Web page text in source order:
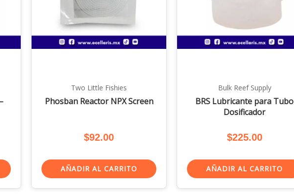
Two Little Fishies
Phosban Reactor NPX Screen
$92.00
AÑADIR AL CARRITO
Bulk Reef Supply
BRS Lubricante para Tubo
Dosificador
$225.00
AÑADIR AL CARRITO